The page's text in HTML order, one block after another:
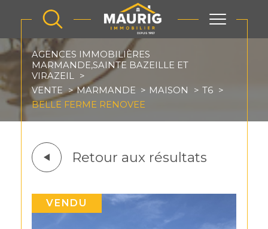
AGENCES IMMOBILIÈRES
MARMANDE,SAINTE BAZEILLE ET
VIRAZEIL
VENTE
MARMANDE MAISON
T6
BELLE FERME RENOVEE
Retour aux résultats
VENDU